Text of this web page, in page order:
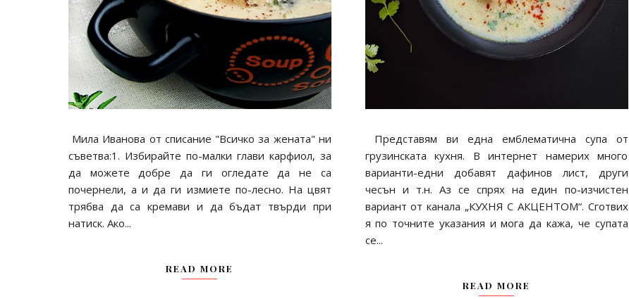
Мила Иванова от списание "Всичко за жената" ни
съветва:1. Избирайте по-малки глави карфиол, за
да можете добре да ги огледате да не са
почернели, а и да ги измиете по-лесно. На цвят
трябва да са кремави и да бъдат твърди при
натиск. Ако...
READ MORE
Представям ви една емблематична супа от
грузинската кухня. В интернет намерих много
варианти-едни добавят дафинов лист, други
чесън и т.н. Аз се спрях на един по-изчистен
вариант от канала „КУХНЯ С АКЦЕНТОМ“. Сготвих
я по точните указания и мога да кажа, че супата
се...
READ MORE